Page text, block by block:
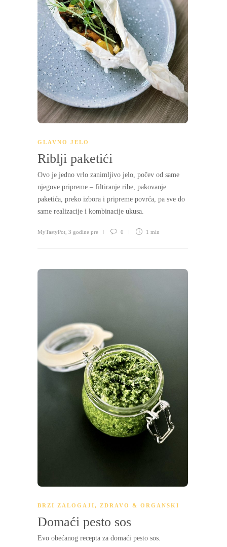
GLAVNO JELO
Riblji paketići
Ovo je jedno vrlo zanimljivo jelo, počev od same
njegove pripreme – filtiranje ribe, pakovanje
paketića, preko izbora i pripreme povrća, pa sve do
same realizacije i kombinacije ukusa.
MyTastyPot, 3 godine pre 0 1 min
BRZI ZALOGAJI, ZDRAVO & ORGANSKI
Domaći pesto sos
Evo obećanog recepta za domaći pesto sos.